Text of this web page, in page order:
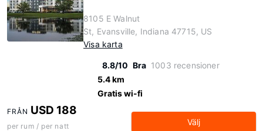
8105 E Walnut
St, Evansville, Indiana 47715, US
Visa karta
8.8/10 Bra 1003 recensioner
5.4 km
Gratis wi-fi
FRÅN USD 188
per rum / per natt Välj